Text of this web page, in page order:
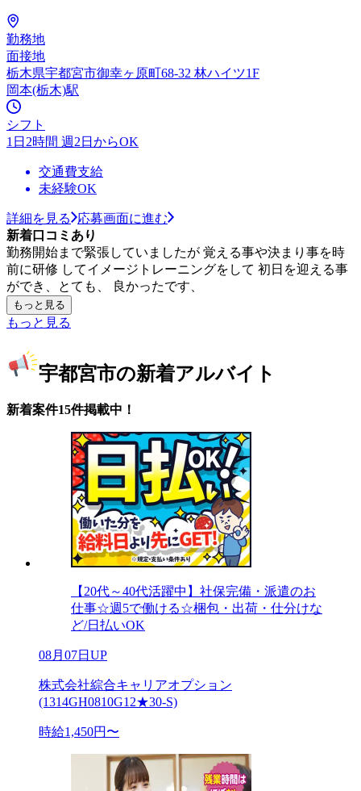
勤務地
面接地
栃木県宇都宮市御幸ヶ原町68-32 林ハイツ1F
岡本(栃木)駅
シフト
1日2時間 週2日からOK
交通費支給
未経験OK
詳細を見る
応募画面に進む
新着口コミあり
勤務開始まで緊張していましたが 覚える事や決まり事を時
前に研修 してイメージトレーニングをして 初日を迎える事
ができ、とても、 良かったです、
もっと見る
もっと見る
宇都宮市の新着アルバイト
新着案件15件掲載中！
【20代～40代活躍中】社保完備・派遣のお
仕事☆週5で働ける☆梱包・出荷・仕分けな
ど/日払いOK
08月07日UP
株式会社綜合キャリアオプション
(1314GH0810G12★30-S)
時給1,450円〜